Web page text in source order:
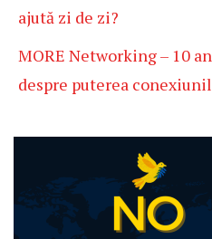
ajută zi de zi?
MORE Networking – 10
despre puterea